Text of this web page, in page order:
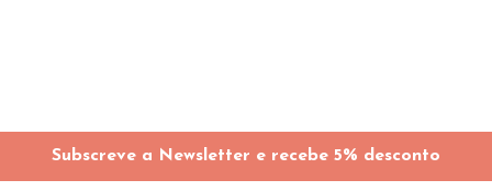
Subscreve a Newsletter e recebe 5% desconto